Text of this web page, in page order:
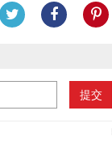
提交